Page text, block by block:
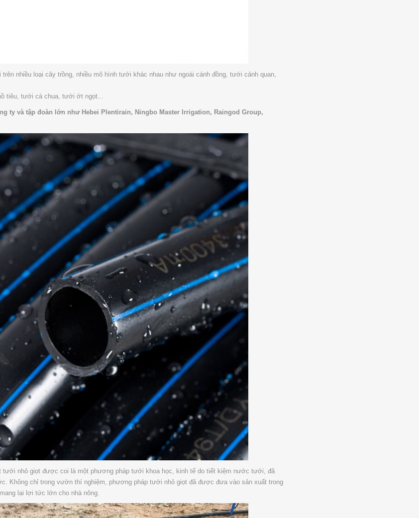
nhiều loại cây trồng, nhiều mô hình tưới khác nhau như ngoài cánh đồng, tưới cảnh quan,
tiêu, tưới cà chua, tưới ớt ngọt...
ty và tập đoàn lớn như Hebei Plentirain, Ningbo Master Irrigation, Raingod Group,
tưới nhỏ giọt được coi là một phương pháp tưới khoa học, kinh tế do tiết kiệm nước tưới, đã
Không chỉ trong vườn thí nghiệm, phương pháp tưới nhỏ giọt đã được đưa vào sản xuất trong
lại lợi tức lớn cho nhà nông.